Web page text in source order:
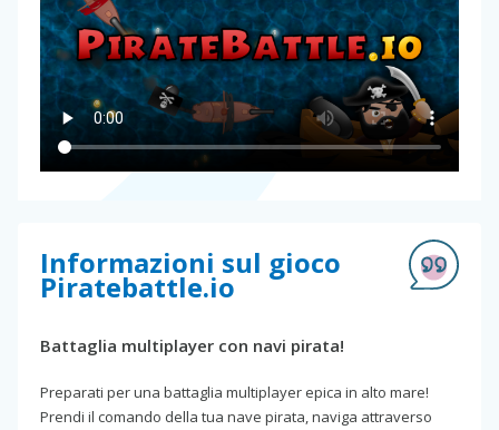
Informazioni sul gioco
Piratebattle.io
Battaglia multiplayer con navi pirata!
Preparati per una battaglia multiplayer epica in alto mare!
Prendi il comando della tua nave pirata, naviga attraverso